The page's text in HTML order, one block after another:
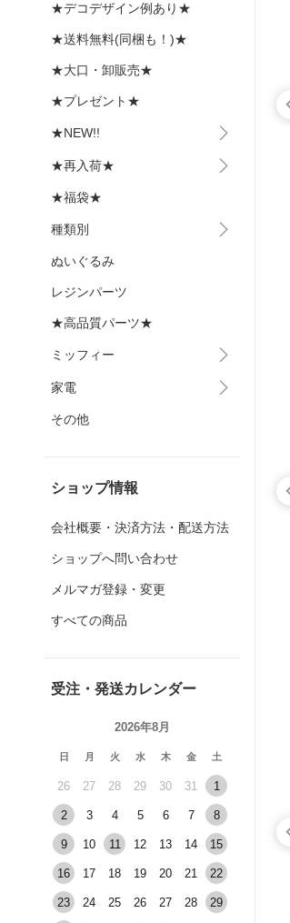
★デコデザイン例あり★
★送料無料(同梱も！)★
★大口・卸販売★
★プレゼント★
★NEW!!
★再入荷★
★福袋★
種類別
ぬいぐるみ
レジンパーツ
★高品質パーツ★
ミッフィー
家電
その他
ショップ情報
会社概要・決済方法・配送方法
ショップへ問い合わせ
メルマガ登録・変更
すべての商品
受注・発送カレンダー
2026年8月
日 月 火 水 木 金 土
26 27 28 29 30 31 1
2 3 4 5 6 7 8
9 10 11 12 13 14 15
16 17 18 19 20 21 22
23 24 25 26 27 28 29
ティークチャーム デコパーツ とり ト
33 円～
ト☆プラスチック製 スイーツデコパ